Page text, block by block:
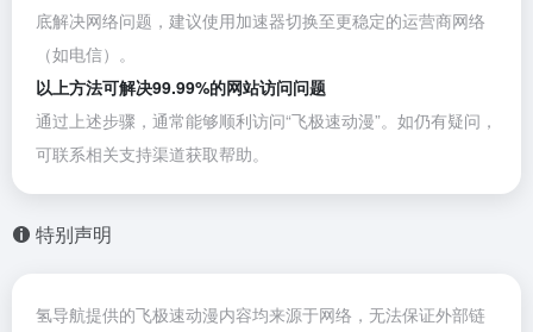
底解决网络问题，建议使用加速器切换至更稳定的运营商网络
（如电信）。
以上方法可解决99.99%的网站访问问题
通过上述步骤，通常能够顺利访问“飞极速动漫”。如仍有疑问，
可联系相关支持渠道获取帮助。
特别声明
氢导航提供的飞极速动漫内容均来源于网络，无法保证外部链